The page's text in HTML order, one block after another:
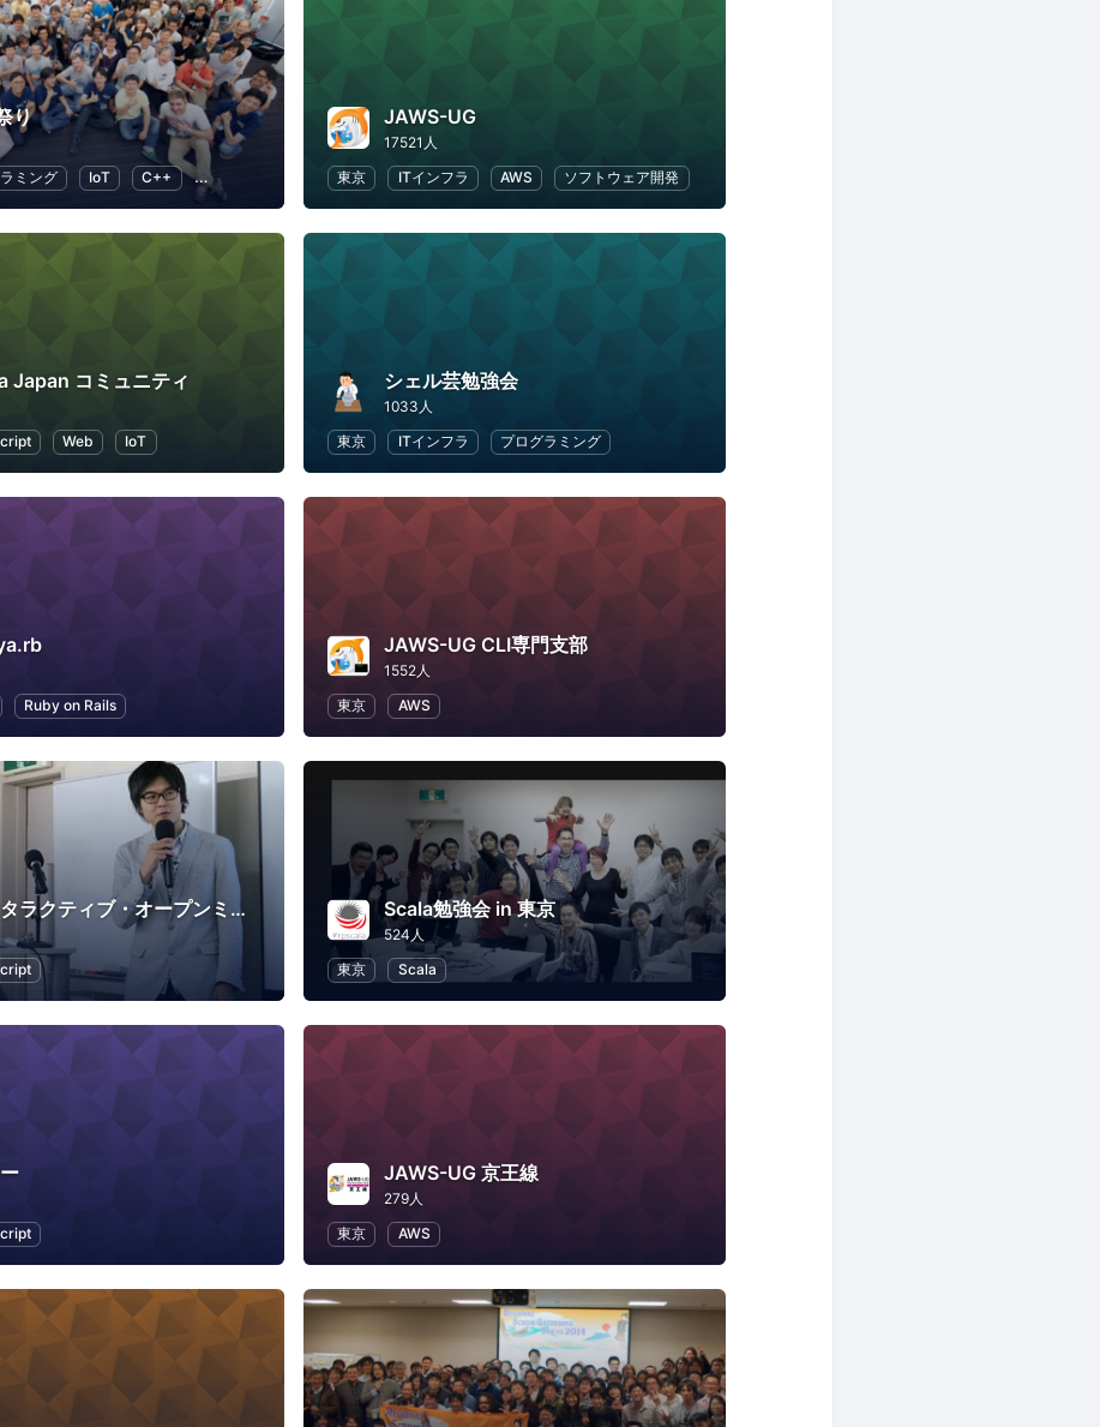
り
ミング IoT C++ オープンソース
JAWS-UG
17521人
東京
ITインフラ AWS ソフトウェア開発
Japan コミュニティ
Web IoT
シェル芸勉強会
1033人
東京
ITインフラ プログラミング
Ruby on Rails
JAWS-UG CLI専門支部
1552人
東京
AWS
ファンタラクティブ・オープンミーティング Scala勉強会 in 東京
524人
東京
Scala
JAWS-UG 京王線
279人
東京
AWS